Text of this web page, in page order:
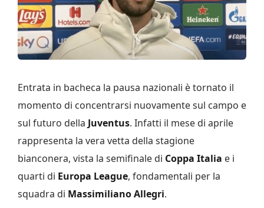
Entrata in bacheca la pausa nazionali è tornato il
momento di concentrarsi nuovamente sul campo e
sul futuro della Juventus. Infatti il mese di aprile
rappresenta la vera vetta della stagione
bianconera, vista la semifinale di Coppa Italia e i
quarti di Europa League, fondamentali per la
squadra di Massimiliano Allegri.